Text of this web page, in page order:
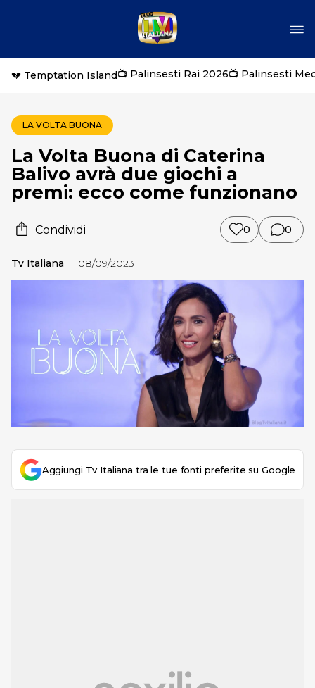
💔 Temptation Island📺 Palinsesti Rai 2026📺 Palinsesti
LA VOLTA BUONA
La Volta Buona di Caterina
Balivo avrà due giochi a
premi: ecco come funzionano
Condividi 0 0
Tv Italiana 08/09/2023
Aggiungi Tv Italiana tra le tue fonti preferite su Google